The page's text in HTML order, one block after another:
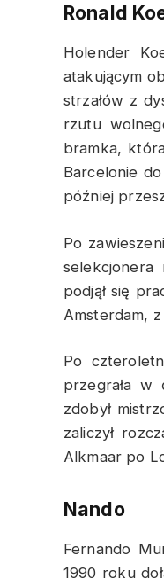
Ronald
Holender
atakującym
strzałów z
rzutu
bramka,
Barcelonie
później
Po
podjął się
Amsterdam,
Po
przegrała w
zdobył
zaliczył
Alkmaar po
Nando
Fernando
1990 roku